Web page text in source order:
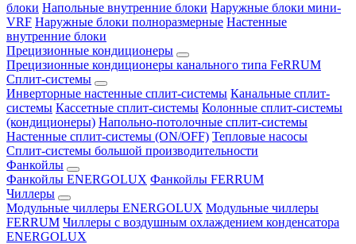
блоки Напольные внутренние блоки Наружные блоки мини-
VRF Наружные блоки полноразмерные Настенные
внутренние блоки
Прецизионные кондиционеры
Прецизионные кондиционеры канального типа FeRRUM
Сплит-системы
Инверторные настенные сплит-системы Канальные сплит-
системы Кассетные сплит-системы Колонные сплит-системы
(кондиционеры) Напольно-потолочные сплит-системы
Настенные сплит-системы (ON/OFF) Тепловые насосы
Сплит-системы большой производительности
Фанкойлы
Фанкойлы ENERGOLUX Фанкойлы FERRUM
Чиллеры
Модульные чиллеры ENERGOLUX Модульные чиллеры
FERRUM Чиллеры с воздушным охлаждением конденсатора
ENERGOLUX